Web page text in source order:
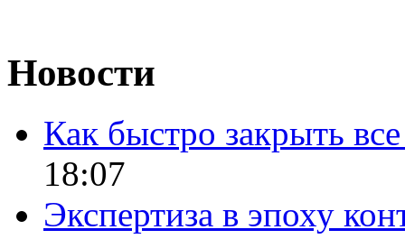
Новости
Как быстро закрыть
18:07
Экспертиза в эпоху